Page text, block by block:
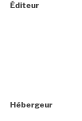
Éditeur
Hébergeur